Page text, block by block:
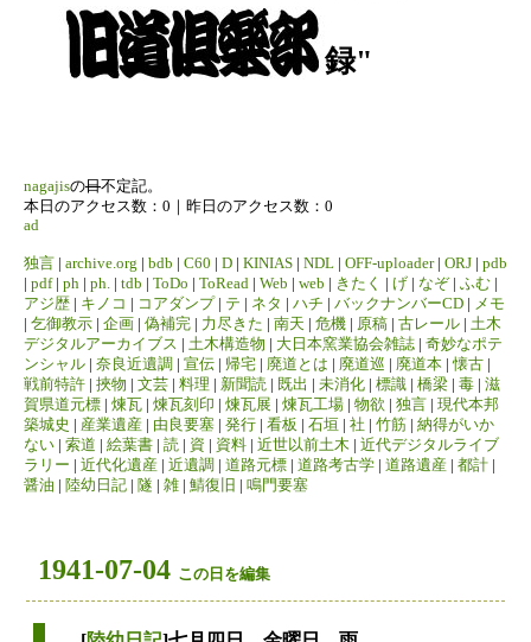
録"
nagajisの日不定記。
本日のアクセス数：0｜昨日のアクセス数：0
ad
独言 | archive.org | bdb | C60 | D | KINIAS | NDL | OFF-uploader| ORJ | pdb
| pdf| ph | ph. | tdb | ToDo | ToRead | Web | web | きたく | げ | なぞ| ふむ |
アジ歴 | キノコ | コアダンプ| テ | ネタ | ハチ | バックナンバーCD | メモ
| 乞御教示 | 企画 | 偽補完 | 力尽きた | 南天 | 危機 | 原稿 | 古レール | 土木
デジタルアーカイブス | 土木構造物 | 大日本窯業協会雑誌 | 奇妙なポテ
ンシャル | 奈良近遺調 | 宣伝 | 帰宅 | 廃道とは | 廃道巡 | 廃道本 |懐古 |
戦前特許 | 挾物 | 文芸 | 料理 | 新聞読 | 既出 | 未消化 | 標識 | 橋梁 | 毒 | 滋
賀県道元標 | 煉瓦 | 煉瓦刻印 | 煉瓦展 | 煉瓦工場 | 物欲 | 独言 | 現代本邦
築城史 | 産業遺産 | 由良要塞 | 発行 | 看板 | 石垣 | 社 | 竹筋 | 納得がいか
ない | 索道 | 絵葉書 | 読 | 資 | 資料 | 近世以前土木 | 近代デジタルライブ
ラリー | 近代化遺産 | 近遺調 | 道路元標 | 道路考古学 | 道路遺産 | 都計 |
醤油 | 陸幼日記 | 隧 | 雑 | 鯖復旧 | 鳴門要塞
1941-07-04 この日を編集